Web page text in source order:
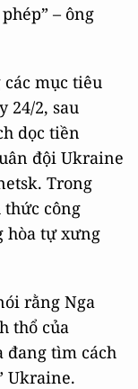
– ông
các mục tiêu
24/2, sau
dọc tiền
đội Ukraine
Trong
thức công
hòa tự xưng
rằng Nga
thổ của
đang tìm cách
Ukraine.